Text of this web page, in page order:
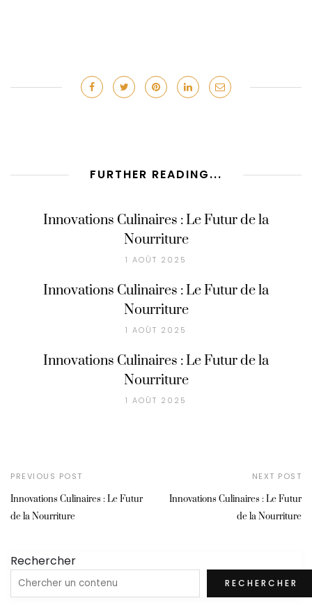
FURTHER READING...
Innovations Culinaires : Le Futur de la
Nourriture
1 AOÛT 2025
Innovations Culinaires : Le Futur de la
Nourriture
1 AOÛT 2025
Innovations Culinaires : Le Futur de la
Nourriture
1 AOÛT 2025
PREVIOUS POST
Innovations Culinaires : Le Futur
de la Nourriture
NEXT POST
Innovations Culinaires : Le Futur
de la Nourriture
Rechercher
RECHERCHER